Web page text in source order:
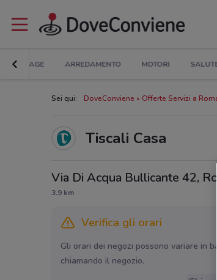
BRICOLAGE ARREDAMENTO MOTORI
Sei qui: DoveConviene Offerte Servizi a
Tiscali Casa
Via Di Acqua Bullicante 42,
3.9 km
Verifica gli orari
Gli orari dei negozi possono variare in
chiamando il negozio.